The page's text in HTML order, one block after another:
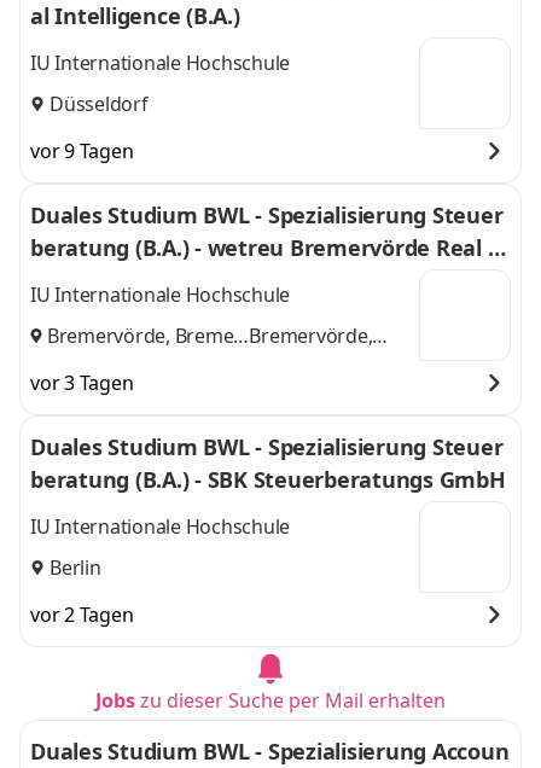
al Intelligence (B.A.)
IU Internationale Hochschule
Düsseldorf
vor 9 Tagen
Duales Studium BWL - Spezialisierung Steuer
beratung (B.A.) - wetreu Bremervörde Real Tr
euhand KG Steuerberatungsgesellschaft
IU Internationale Hochschule
Bremervörde, BremenBremervörde,
vor 3 Tagen
Duales Studium BWL - Spezialisierung Steuer
beratung (B.A.) - SBK Steuerberatungs GmbH
IU Internationale Hochschule
Berlin
vor 2 Tagen
Jobszu dieser Suche per Mail erhalten
Duales Studium BWL - Spezialisierung Accoun